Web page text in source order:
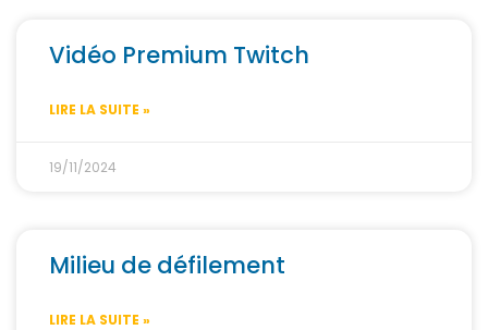
Vidéo Premium Twitch
LIRE LA SUITE »
19/11/2024
Milieu de défilement
LIRE LA SUITE »